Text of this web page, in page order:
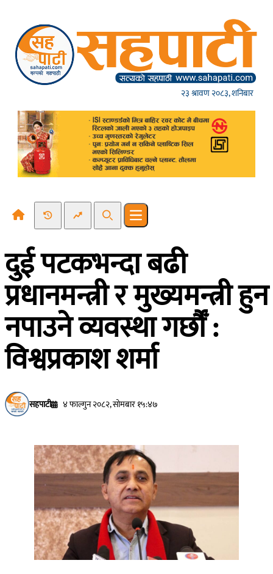
२३ श्रावण २०८३, शनिबार
Recent NewsTrending News
SearchOpen main menu
दुई पटकभन्दा बढी
प्रधानमन्त्री र मुख्यमन्त्री हुन
नपाउने व्यवस्था गर्छौँ :
विश्वप्रकाश शर्मा
सहपाटी ४ फाल्गुन २०८२, सोमबार १५:४७